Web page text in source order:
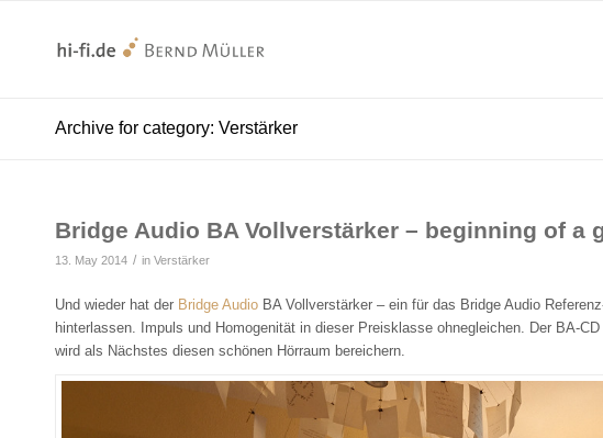
Archive for category: Verstärker
Bridge Audio BA Vollverstärker – beginning of a
13. May 2014 / in Verstärker
Und wieder hat der Bridge Audio BA Vollverstärker – ein für das Bridge Audio
hinterlassen. Impuls und Homogenität in dieser Preisklasse ohnegleichen. Der BA-
wird als Nächstes diesen schönen Hörraum bereichern.